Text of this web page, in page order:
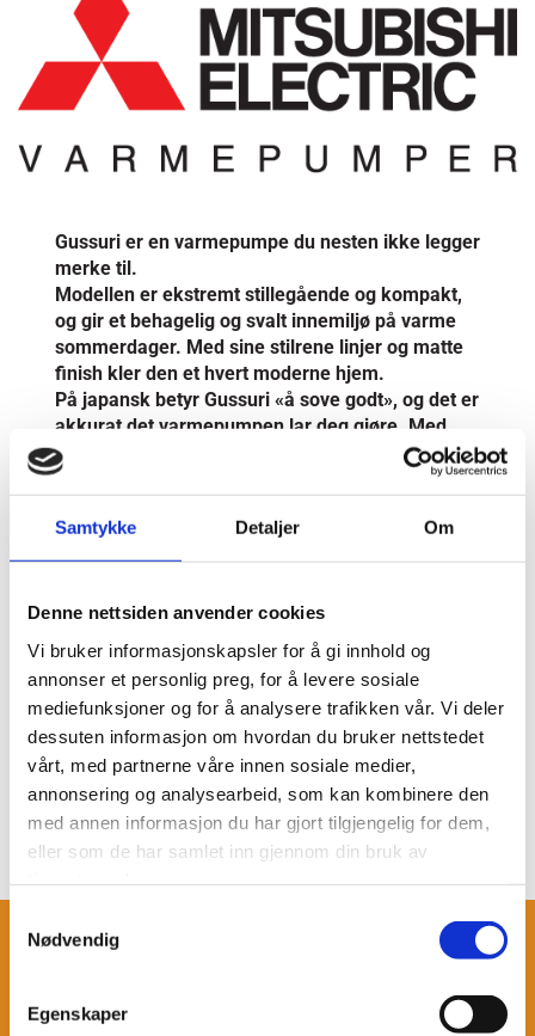
Samtykke Detaljer Om
Denne nettsiden anvender cookies
Vi bruker informasjonskapsler for å gi innhold og
annonser et personlig preg, for å levere sosiale
mediefunksjoner og for å analysere trafikken vår. Vi deler
dessuten informasjon om hvordan du bruker nettstedet
vårt, med partnerne våre innen sosiale medier,
annonsering og analysearbeid, som kan kombinere den
med annen informasjon du har gjort tilgjengelig for dem,
eller som de har samlet inn gjennom din bruk av
Nødvendig
Egenskaper
Gussuri er en varmepumpe du nesten ikke legger
merke til.
Modellen er ekstremt stillegående og kompakt,
og gir et behagelig og svalt innemiljø på varme
sommerdager. Med sine stilrene linjer og matte
finish kler den et hvert moderne hjem.
På japansk betyr Gussuri «å sove godt», og det er
akkurat det varmepumpen lar deg gjøre. Med
nattmodus er du garantert en god natts søvn, i
behagelige omgivelser, uten forstyrrelser.
Her kan du laste ned mer info om Gussuri